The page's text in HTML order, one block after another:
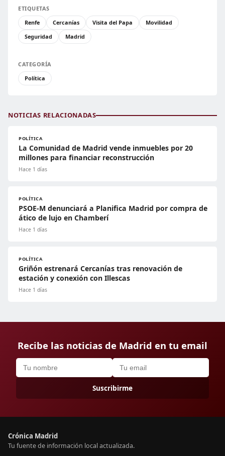
ETIQUETAS
Renfe
Cercanías Visita del Papa
Movilidad
Seguridad
Madrid
CATEGORÍA
Política
NOTICIAS RELACIONADAS
POLÍTICA
La Comunidad de Madrid vende inmuebles por 20
millones para financiar reconstrucción
Hace 1 días
POLÍTICA
PSOE-M denunciará a Planifica Madrid por compra de
ático de lujo en Chamberí
Hace 1 días
POLÍTICA
Griñón estrenará Cercanías tras renovación de
estación y conexión con Illescas
Hace 1 días
Recibe las noticias de Madrid en tu email
Suscribirme
Crónica Madrid
Tu fuente de información local actualizada.